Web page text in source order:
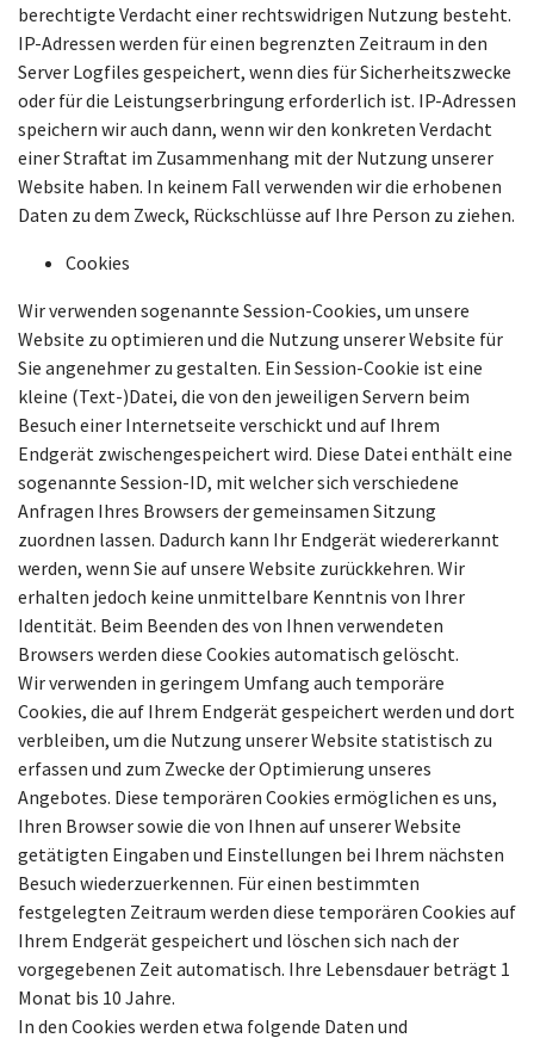
berechtigte Verdacht einer rechtswidrigen Nutzung besteht.
IP-Adressen werden für einen begrenzten Zeitraum in den
Server Logfiles gespeichert, wenn dies für Sicherheitszwecke
oder für die Leistungserbringung erforderlich ist. IP-Adressen
speichern wir auch dann, wenn wir den konkreten Verdacht
einer Straftat im Zusammenhang mit der Nutzung unserer
Website haben. In keinem Fall verwenden wir die erhobenen
Daten zu dem Zweck, Rückschlüsse auf Ihre Person zu ziehen.
Cookies
Wir verwenden sogenannte Session-Cookies, um unsere
Website zu optimieren und die Nutzung unserer Website für
Sie angenehmer zu gestalten. Ein Session-Cookie ist eine
kleine (Text-)Datei, die von den jeweiligen Servern beim
Besuch einer Internetseite verschickt und auf Ihrem
Endgerät zwischengespeichert wird. Diese Datei enthält eine
sogenannte Session-ID, mit welcher sich verschiedene
Anfragen Ihres Browsers der gemeinsamen Sitzung
zuordnen lassen. Dadurch kann Ihr Endgerät wiedererkannt
werden, wenn Sie auf unsere Website zurückkehren. Wir
erhalten jedoch keine unmittelbare Kenntnis von Ihrer
Identität. Beim Beenden des von Ihnen verwendeten
Browsers werden diese Cookies automatisch gelöscht.
Wir verwenden in geringem Umfang auch temporäre
Cookies, die auf Ihrem Endgerät gespeichert werden und dort
verbleiben, um die Nutzung unserer Website statistisch zu
erfassen und zum Zwecke der Optimierung unseres
Angebotes. Diese temporären Cookies ermöglichen es uns,
Ihren Browser sowie die von Ihnen auf unserer Website
getätigten Eingaben und Einstellungen bei Ihrem nächsten
Besuch wiederzuerkennen. Für einen bestimmten
festgelegten Zeitraum werden diese temporären Cookies auf
Ihrem Endgerät gespeichert und löschen sich nach der
vorgegebenen Zeit automatisch. Ihre Lebensdauer beträgt 1
Monat bis 10 Jahre.
In den Cookies werden etwa folgende Daten und